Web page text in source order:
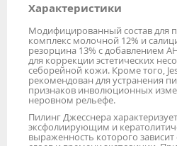
Характеристики
Модифицированный состав для
комплекс молочной 12% и
резорцина 13% с добавлением
для коррекции эстетических
себорейной кожи. Кроме того,
рекомендован для устранения
признаков инволюционных
неровном рельефе.
Пилинг Джесснера
эксфолиирующим и
выраженность которого